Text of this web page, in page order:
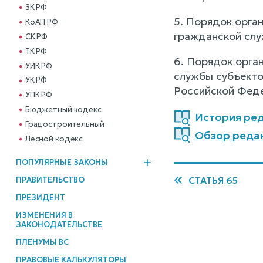
ЗК РФ
КоАП РФ
СК РФ
ТК РФ
УИК РФ
УК РФ
УПК РФ
Бюджетный кодекс
Градостроительный
Лесной кодекс
ПОПУЛЯРНЫЕ ЗАКОНЫ
ПРАВИТЕЛЬСТВО
ПРЕЗИДЕНТ
ИЗМЕНЕНИЯ В
ЗАКОНОДАТЕЛЬСТВЕ
ПЛЕНУМЫ ВС
ПРАВОВЫЕ КАЛЬКУЛЯТОРЫ
5. Порядок
гражданской
6. Порядок
службы
Российской
История
Обзор
СТАТЬЯ 65